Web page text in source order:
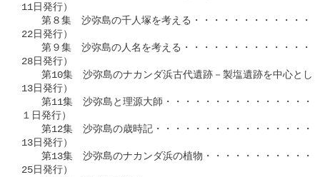
11日発行）
第８集　沙弥島の千人塚を考える・・・・・・・・・・・・
22日発行）
第９集　沙弥島の人名を考える・・・・・・・・・・・・・
28日発行）
第10集　沙弥島のナカンダ浜古代遺跡－製塩遺跡を中心とし
13日発行）
第11集　沙弥島と理源大師・・・・・・・・・・・・・・・
１日発行）
第12集　沙弥島の歳時記・・・・・・・・・・・・・・・・
13日発行）
第13集　沙弥島のナカンダ浜の植物・・・・・・・・・・・
25日発行）